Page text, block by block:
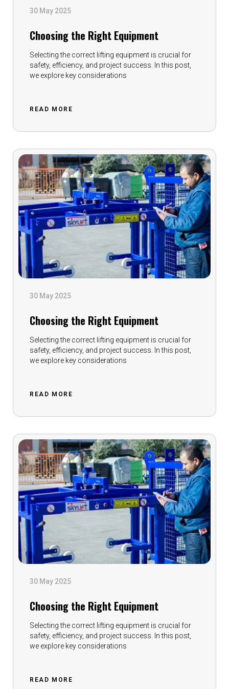
30 May 2025
Choosing the Right Equipment
Selecting the correct lifting equipment is crucial for
safety, efficiency, and project success. In this post,
we explore key considerations
READ MORE
30 May 2025
Choosing the Right Equipment
Selecting the correct lifting equipment is crucial for
safety, efficiency, and project success. In this post,
we explore key considerations
READ MORE
30 May 2025
Choosing the Right Equipment
Selecting the correct lifting equipment is crucial for
safety, efficiency, and project success. In this post,
we explore key considerations
READ MORE